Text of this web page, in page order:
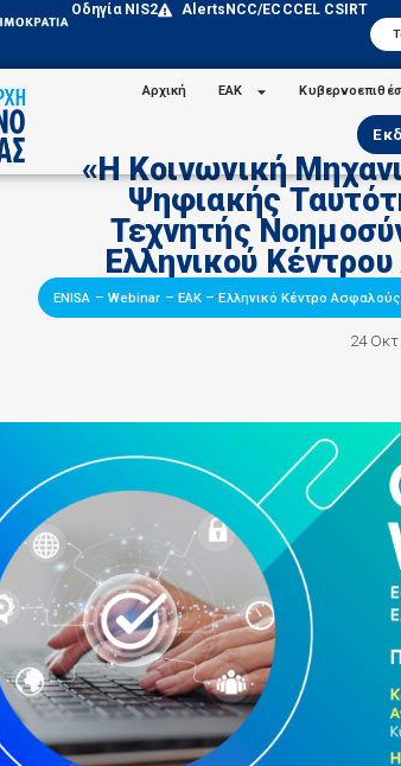
Οδηγία NIS2 Alerts NCC/ECCC EL CSIRT
Αρχική ΕΑΚ
«Η Κοινωνική
Ψηφιακής
Τεχνητής
Ελληνικού
ENISA – Webinar – ΕΑΚ –Ελληνικό Κέντρο Ασφαλούς
24